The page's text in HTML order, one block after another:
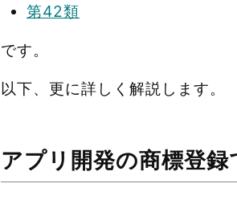
第42類
です。
以下、更に詳しく解説します。
アプリ開発の商標登